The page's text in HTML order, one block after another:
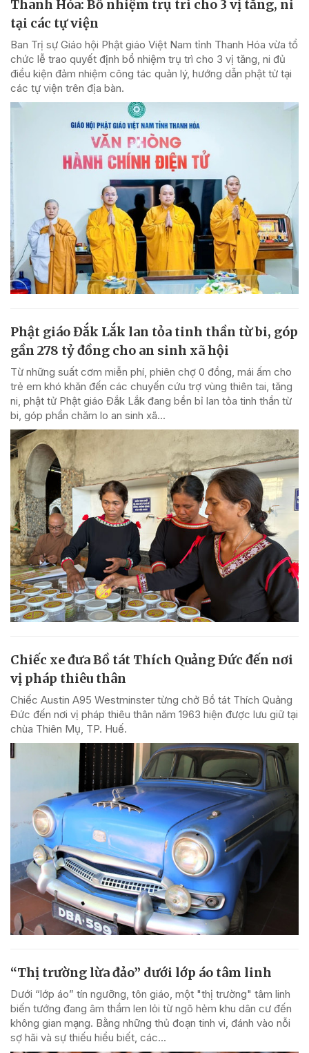
Thanh Hóa: Bổ nhiệm trụ trì cho 3 vị tăng, ni
tại các tự viện
Ban Trị sự Giáo hội Phật giáo Việt Nam tỉnh Thanh Hóa vừa tổ
chức lễ trao quyết định bổ nhiệm trụ trì cho 3 vị tăng, ni đủ
điều kiện đảm nhiệm công tác quản lý, hướng dẫn phật tử tại
các tự viện trên địa bàn.
Phật giáo Đắk Lắk lan tỏa tinh thần từ bi, góp
gần 278 tỷ đồng cho an sinh xã hội
Từ những suất cơm miễn phí, phiên chợ 0 đồng, mái ấm cho
trẻ em khó khăn đến các chuyến cứu trợ vùng thiên tai, tăng
ni, phật tử Phật giáo Đắk Lắk đang bền bỉ lan tỏa tinh thần từ
bi, góp phần chăm lo an sinh xã...
Chiếc xe đưa Bồ tát Thích Quảng Đức đến nơi
vị pháp thiêu thân
Chiếc Austin A95 Westminster từng chở Bồ tát Thích Quảng
Đức đến nơi vị pháp thiêu thân năm 1963 hiện được lưu giữ tại
chùa Thiên Mụ, TP. Huế.
“Thị trường lừa đảo” dưới lớp áo tâm linh
Dưới “lớp áo” tín ngưỡng, tôn giáo, một "thị trường" tâm linh
biến tướng đang âm thầm len lỏi từ ngõ hẻm khu dân cư đến
không gian mạng. Bằng những thủ đoạn tinh vi, đánh vào nỗi
sợ hãi và sự thiếu hiểu biết, các...